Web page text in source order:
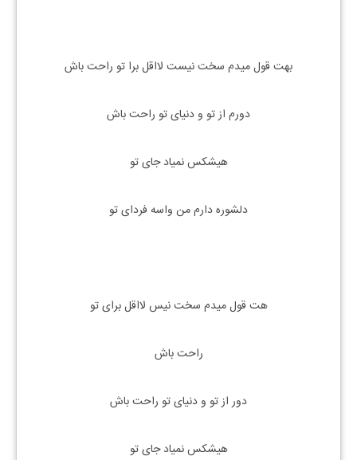
بهت قول میدم سخت نیست لااقل برا تو راحت باش
دورم از تو و دنیای تو راحت باش
هیشکس نمیاد جای تو
دلشوره دارم من واسه فردای تو
هت قول میدم سخت نیس لااقل برای تو
راحت باش
دور از تو و دنیای تو راحت باش
هیشکس نمیاد جای تو